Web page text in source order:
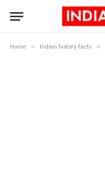
Home » Indain history facts »